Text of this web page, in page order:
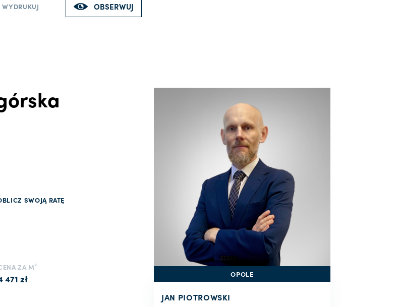
WYDRUKUJ OBSERWUJ
SWOJĄ RATĘ
ZA M²
471 zł OPOLE
JAN PIOTROWSKI